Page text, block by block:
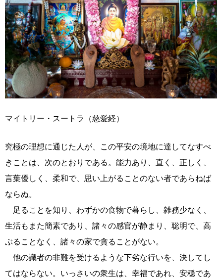
マイトリー・スートラ（慈愛経）
究極の理想に通じた人が、この平安の境地に達してなすべ
きことは、次のとおりである。能力あり、直く、正しく、
言葉優しく、柔和で、思い上がることのない者であらねば
ならぬ。
足ることを知り、わずかの食物で暮らし、雑務少なく、
生活もまた簡素であり、諸々の感官が静まり、聡明で、高
ぶることなく、諸々の家で貪ることがない。
他の識者の非難を受けるような下劣な行いを、決してし
てはならない。いっさいの衆生は、幸福であれ、安穏であ